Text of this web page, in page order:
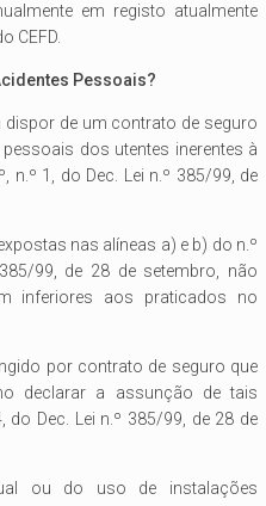
em registo atualmente
CEFD.
Pessoais?
de um contrato de seguro
dos utentes inerentes à
n.º 1, do Dec. Lei n.º 385/99, de
nas alíneas a) e b) do n.º
99, de 28 de setembro, não
inferiores aos praticados no
por contrato de seguro que
declarar a assunção de tais
do Dec. Lei n.º 385/99, de 28 de
ou do uso de instalações